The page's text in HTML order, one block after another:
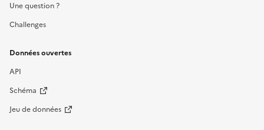
Une question ?
Challenges
Données ouvertes
API
Schéma
Jeu de données